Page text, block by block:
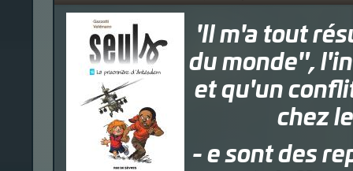
'Il m'a tout
du monde",
et qu'un
chez
- e sont des